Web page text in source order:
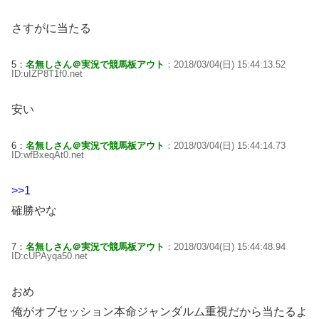
さすがに当たる
5： 名無しさん＠実況で競馬板アウト ：2018/03/04(日) 15:44:13.52
ID:uIZP8T1f0.net
安い
6： 名無しさん＠実況で競馬板アウト ：2018/03/04(日) 15:44:14.73
ID:wfBxeqAt0.net
>>1
確勝やな
7： 名無しさん＠実況で競馬板アウト ：2018/03/04(日) 15:44:48.94
ID:cUPAyqa50.net
おめ
俺がオブセッション本命ジャンダルム重視だから当たるよ